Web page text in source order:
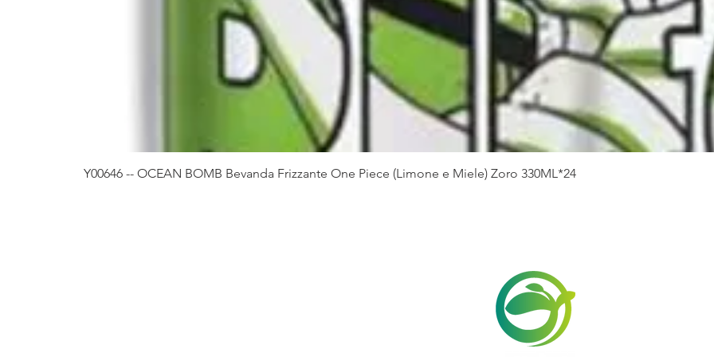
Vista rapida
Y00646 -- OCEAN BOMB Bevanda Frizzante One Piece (Limone e Miele) Zoro 330ML*24